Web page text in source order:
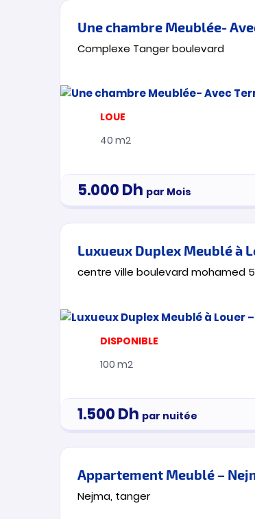
Complexe Tanger boulevard
LOUE
40 m2
5.000Dh par Mois
centre ville boulevard mohamed 5
DISPONIBLE
100 m2
1.500Dh par nuitée
Nejma, tanger